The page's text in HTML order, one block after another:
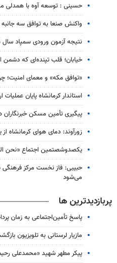
حسینی : توسعه آوه با همدلی
واکنش صنعا به توافق سه
نتیجه آزمون ورودی سمپاد سال ۱۴۰۵ اعلام شد
خیابان؛ قلب تپنده‌ای که دشمن
«توافق مکه» و معمای امنیت؛
استاندار کرمانشاه پایان
پیگیری تأمین مسکن خبرنگاران
زورآوند: دمای هوای کرمانشاه
یکصدوشصتمین اجتماع «نحن
حبیبی: فاز نخست مرکز فرهنگی
می‌شود
پربازدیدترین ها
پاسخ تأمین‌اجتماعی به زمان
مازیار لرستانی به تلویزیون
پیکر مطهر شهید «محمدعلی